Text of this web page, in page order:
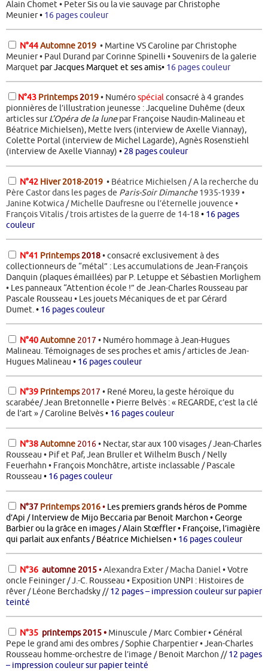
Alain Chomet • Peter Sis ou la vie sauvage par Christophe
Meunier• 16 pages couleur
N°44Automne 2019 • Martine VS Caroline par Christophe
Meunier • Paul Durand par Corinne Spinelli • Souvenirs de la galerie
Marquet par Jacques Marquet et ses amis• 16 pages couleur
N°43 Printemps2019• Numérospécialconsacré à 4 grandes
pionnières de l’illustration jeunesse : Jacqueline Duhême (deux
articles surL’Opéra de la lunepar Françoise Naudin-Malineau et
Béatrice Michielsen), Mette Ivers (interview de Axelle Viannay),
Colette Portal (interview de Michel Lagarde), Agnès Rosenstiehl
(interview de Axelle Viannay) • 28 pages couleur
N°42 Hiver 2018-2019 • Béatrice Michielsen / A la recherche du
Père Castor dans les pages de Paris-Soir Dimanche1935-1939 •
Janine Kotwica / Michelle Daufresne ou l’éternelle jouvence •
François Vitalis / trois artistes de la guerre de 14-18 • 16 pages
couleur
N°41 Printemps2018• consacré exclusivement à des
collectionneurs de “métal” : Les accumulations de Jean-François
Danquin (plaques émaillées) par P. Letuppe et Sébastien Morlighem
• Les panneaux “Attention école !” de Jean-Charles Rousseau par
Pascale Rousseau • Les jouets Mécaniques de et par Gérard
Dumet.• 16 pages couleur
N°40Automne 2017 • Numéro hommage à Jean-Hugues
Malineau. Témoignages de ses proches et amis / articles de Jean-
Hugues Malineau • 16 pages couleur
N°39 Printemps2017 • René Moreu, la geste héroïque du
scarabée/ Jean Bretonnelle • Pierre Belvès : « REGARDE, c’est la clé
de l’art » / Caroline Belvès• 16 pages couleur
N°38Automne 2016• Nectar, star aux 100 visages / Jean-Charles
Rousseau • Pif et Paf, Jean Bruller et Wilhelm Busch / Nelly
Feuerhahn • François Monchâtre, artiste inclassable / Pascale
Rousseau • 16 pages couleur
N°37 Printemps 2016• Les premiers grands héros de Pomme
d’Api / Interview de Mijo Beccaria par Benoit Marchon • George
Barbier ou la grâce en images / Alain Stœffler • Françoise, l’imagière
qui parlait aux enfants / Béatrice Michielsen • 16 pages couleur
N°36 automne 2015•Alexandra Exter / Macha Daniel• Votre
oncle Feininger / J.-C. Rousseau • Exposition UNPI : Histoires de
rêver/ Léone Berchadsky //12 pages – impression couleur sur papier
teinté
N°35 printemps 2015 • Minuscule / Marc Combier • Général
Pepe le grand ami des ombres / Sophie Charpentier •Jean-Charles
Rousseau homme-orchestre de l’image / Benoit Marchon //12 pages
– impression couleur sur papier teinté